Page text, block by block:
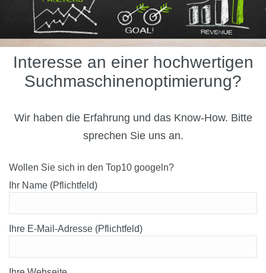
Interesse an einer hochwertigen
Suchmaschinenoptimierung?
Wir haben die Erfahrung und das Know-How. Bitte
sprechen Sie uns an.
Wollen Sie sich in den Top10 googeln?
Ihr Name (Pflichtfeld)
Ihre E-Mail-Adresse (Pflichtfeld)